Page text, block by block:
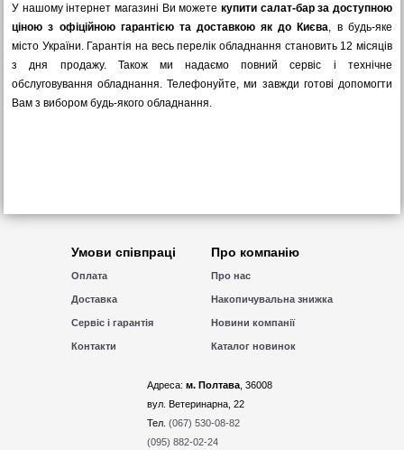
У нашому інтернет магазині Ви можете купити салат-бар за доступною
ціною з офіційною гарантією та доставкою як до Києва
, в будь-яке
місто України. Гарантія на весь перелік обладнання становить 12 місяців
з дня продажу. Також ми надаємо повний сервіс і технічне
обслуговування обладнання. Телефонуйте, ми завжди готові допомогти
Вам з вибором будь-якого обладнання.
Умови співпраці
Оплата
Доставка
Сервіс і гарантія
Контакти
Про компанію
Про нас
Накопичувальна знижка
Новини компанії
Каталог новинок
Адреса:м. Полтава , 36008
вул. Ветеринарна, 22
Тел.(067) 530-08-82
(095) 882-02-24